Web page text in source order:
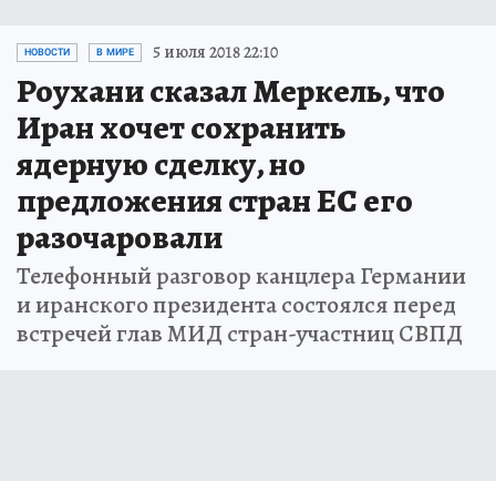
НОВОСТИ В МИРЕ 5 июля 2018 22:10
Роухани сказал Меркель, что
Иран хочет сохранить
ядерную сделку, но
предложения стран ЕС его
разочаровали
Телефонный разговор канцлера Германии
и иранского президента состоялся перед
встречей глав МИД стран-участниц СВПД